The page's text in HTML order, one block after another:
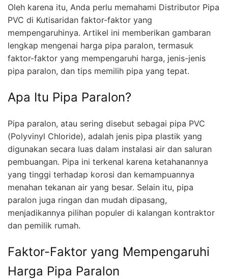
Oleh karena itu, Anda perlu memahami Distributor Pipa
PVC di Kutisaridan faktor-faktor yang
mempengaruhinya. Artikel ini memberikan gambaran
lengkap mengenai harga pipa paralon, termasuk
faktor-faktor yang mempengaruhi harga, jenis-jenis
pipa paralon, dan tips memilih pipa yang tepat.
Apa Itu Pipa Paralon?
Pipa paralon, atau sering disebut sebagai pipa PVC
(Polyvinyl Chloride), adalah jenis pipa plastik yang
digunakan secara luas dalam instalasi air dan saluran
pembuangan. Pipa ini terkenal karena ketahanannya
yang tinggi terhadap korosi dan kemampuannya
menahan tekanan air yang besar. Selain itu, pipa
paralon juga ringan dan mudah dipasang,
menjadikannya pilihan populer di kalangan kontraktor
dan pemilik rumah.
Faktor-Faktor yang Mempengaruhi
Harga Pipa Paralon